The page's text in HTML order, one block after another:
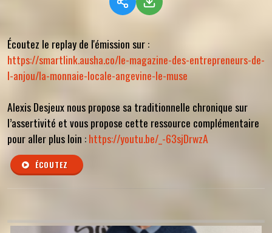
Écoutez le replay de l'émission sur :
https://smartlink.ausha.co/le-magazine-des-entrepreneurs-de-
l-anjou/la-monnaie-locale-angevine-le-muse
Alexis Desjeux nous propose sa traditionnelle chronique sur
l’assertivité et vous propose cette ressource complémentaire
pour aller plus loin :https://youtu.be/_-63sjDrwzA
ÉCOUTEZ